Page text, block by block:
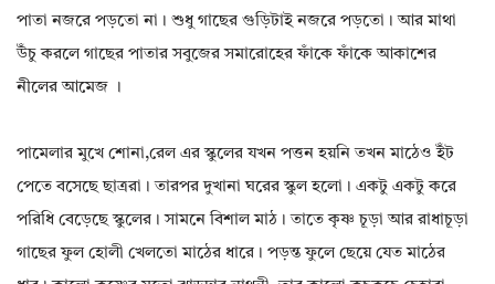
পাতা নজরে পড়তো না। শুধু গাছের গুড়িটাই নজরে পড়তো। আর মাথা
উঁচু করলে গাছের পাতার সবুজের সমারোহের ফাঁকে ফাঁকে আকাশের
নীলের আমেজ ।
পামেলার মুখে শোনা,রেল এর স্কুলের যখন পত্তন হয়নি তখন মাঠেও ইঁট
পেতে বসেছে ছাত্ররা। তারপর দুখানা ঘরের স্কুল হলো। একটু একটু করে
পরিধি বেড়েছে স্কুলের। সামনে বিশাল মাঠ। তাতে কৃষ্ণ চূড়া আর রাধাচূড়া
গাছের ফুল হোলী খেলতো মাঠের ধারে। পড়ন্ত ফুলে ছেয়ে যেত মাঠের